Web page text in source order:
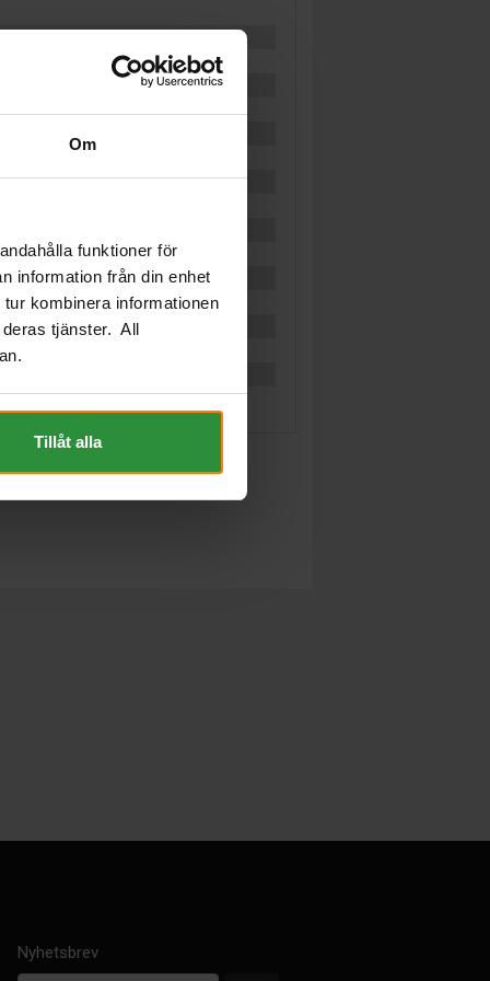
Om
funktioner för
information från din enhet
kombinera informationen
tjänster. All
Tillåt alla
Nyhetsbrev